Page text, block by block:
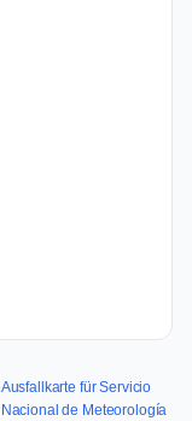
Ausfallkarte für Servicio
Nacional de Meteorología